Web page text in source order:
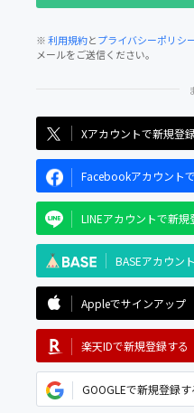
※利用規約とプライバシーポリシ
メールをご送信ください。
Xアカウントで新規登
Facebookアカウント
LINEアカウントで新規
BASEアカウン
Appleでサインアップ
楽天IDで新規登録する
GOOGLEで新規登録す